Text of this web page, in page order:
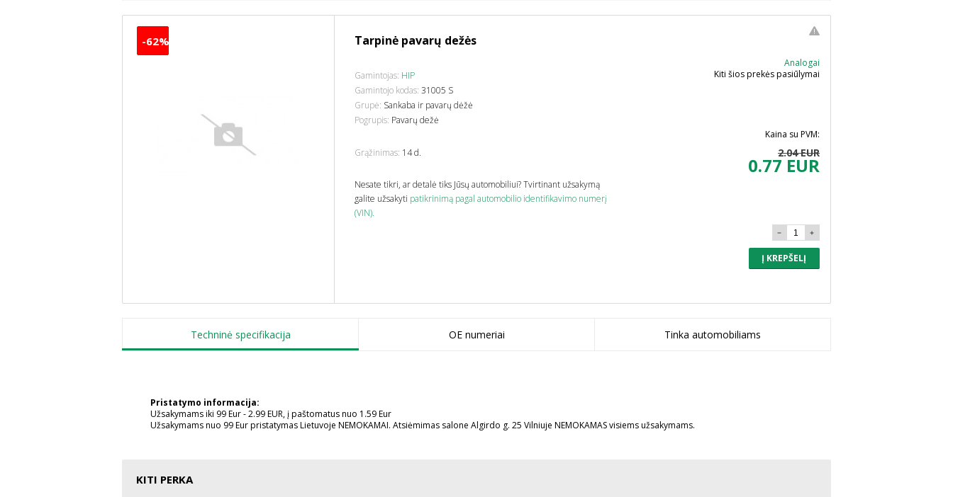
-62% Tarpinė pavarų dežės
Gamintojas: HIP
Gamintojo kodas: 31005 S
Grupė: Sankaba ir pavarų dėžė
Pogrupis: Pavarų dežė
Grąžinimas: 14 d.
Nesate tikri, ar detalė tiks Jūsų automobiliui? Tvirtinant užsakymą
galite užsakyti patikrinimą pagal automobilio identifikavimo numerį
(VIN).
Analogai
Kiti šios prekės pasiūlymai
Kaina su PVM:
2.04 EUR
0.77 EUR
Į KREPŠELĮ
Techninė specifikacija OE numeriai Tinka automobiliams
Pristatymo informacija:
Užsakymams iki 99 Eur - 2.99 EUR, į paštomatus nuo 1.59 Eur
Užsakymams nuo 99 Eur pristatymas Lietuvoje NEMOKAMAI. Atsiėmimas salone Algirdo g. 25 Vilniuje NEMOKAMAS visiems užsakymams.
KITI PERKA